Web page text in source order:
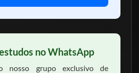
no WhatsApp
nosso grupo exclusivo de